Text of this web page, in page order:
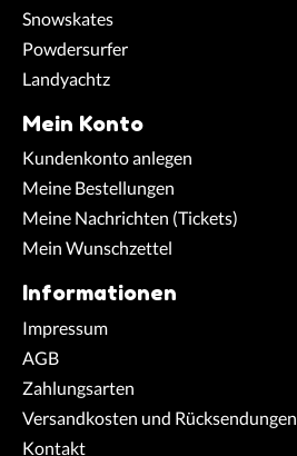
Snowskates
Powdersurfer
Landyachtz
Mein Konto
Kundenkonto anlegen
Meine Bestellungen
Meine Nachrichten (Tickets)
Mein Wunschzettel
Informationen
Impressum
AGB
Zahlungsarten
Versandkosten und Rücksendungen
Kontakt